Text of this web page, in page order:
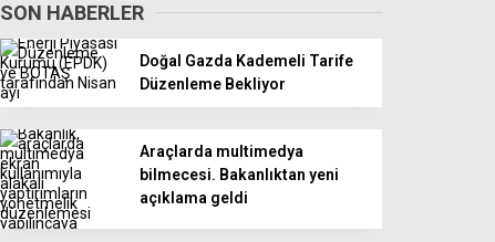
SON HABERLER
Doğal Gazda Kademeli Tarife
Düzenleme Bekliyor
Araçlarda multimedya
bilmecesi. Bakanlıktan yeni
açıklama geldi